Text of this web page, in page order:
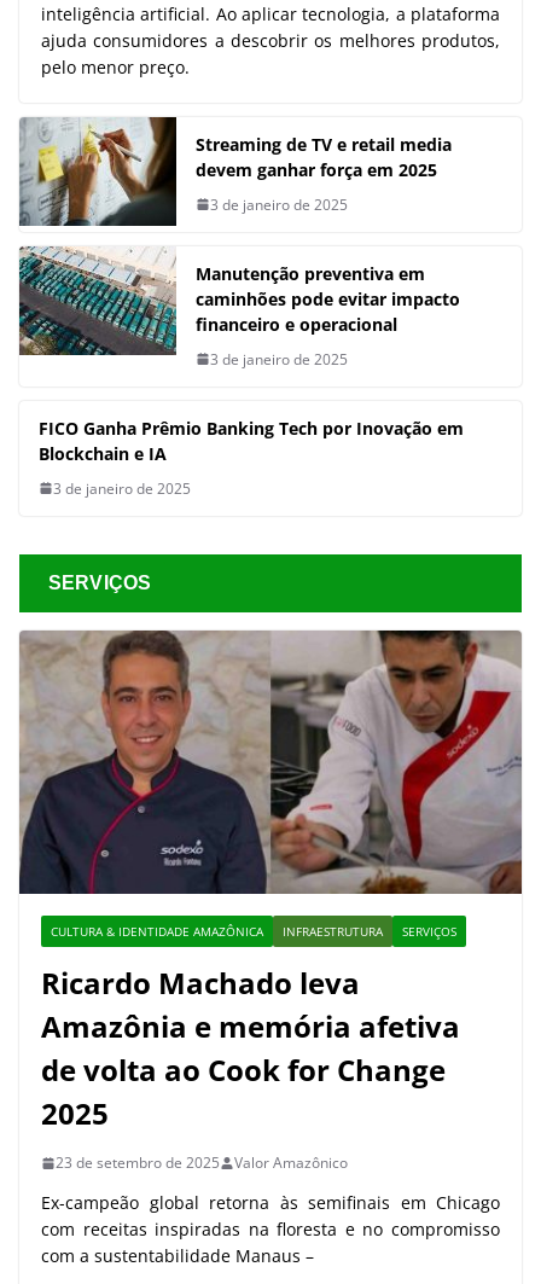
inteligência artificial. Ao aplicar tecnologia, a plataforma
ajuda consumidores a descobrir os melhores produtos,
pelo menor preço.
Streaming de TV e retail media
devem ganhar força em 2025
3 de janeiro de 2025
Manutenção preventiva em
caminhões pode evitar impacto
financeiro e operacional
3 de janeiro de 2025
FICO Ganha Prêmio Banking Tech por Inovação em
Blockchain e IA
3 de janeiro de 2025
SERVIÇOS
CULTURA & IDENTIDADE AMAZÔNICA INFRAESTRUTURA SERVIÇOS
Ricardo Machado leva
Amazônia e memória afetiva
de volta ao Cook for Change
2025
23 de setembro de 2025 Valor Amazônico
Ex-campeão global retorna às semifinais em Chicago
com receitas inspiradas na floresta e no compromisso
com a sustentabilidade Manaus –